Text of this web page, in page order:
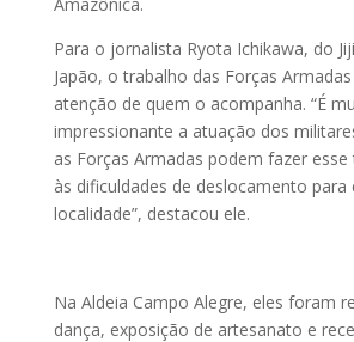
Para o jornalista Ryota Ichikawa, do
Japão, o trabalho das Forças
atenção de quem o acompanha. “É
impressionante a atuação dos
as Forças Armadas podem fazer
às dificuldades de deslocamento para
localidade”, destacou ele.
Na Aldeia Campo Alegre, eles foram
dança, exposição de artesanato e